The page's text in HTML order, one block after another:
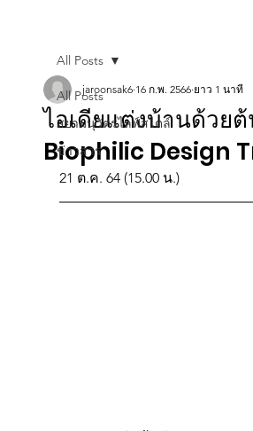
All Posts
สยามนุวัตรไลฟ์สไตล์
ข่าวสาร
All Posts
ไอเดียแต่งบ้านด้วย
Biophilic Design
jaroonsak6 16 ก.พ. 2566 ยาว 1 นาที
21 ต.ค. 64 (15.00 น.)